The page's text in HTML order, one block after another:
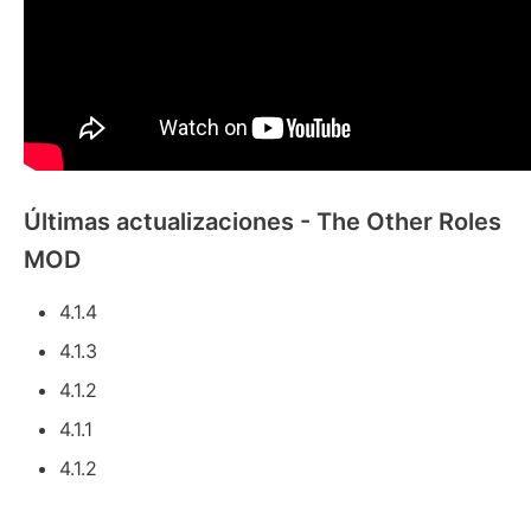
Últimas actualizaciones - The Other Roles
MOD
4.1.4
4.1.3
4.1.2
4.1.1
4.1.2